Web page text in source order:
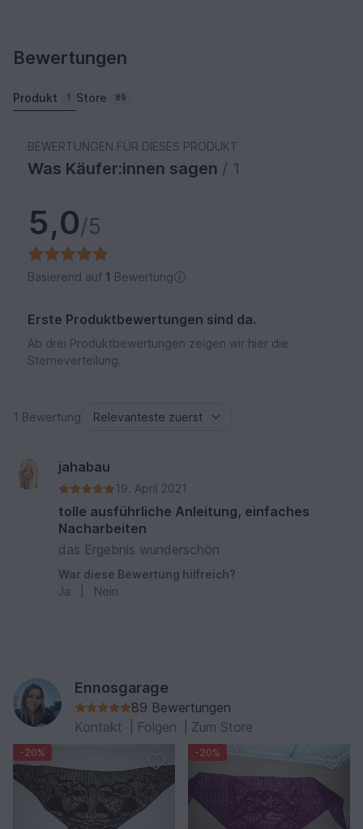
Bewertungen
Produkt 1 Store 89
BEWERTUNGEN FÜR DIESES PRODUKT
Was Käufer:innen sagen / 1
5,0/5
Basierend auf 1 Bewertung
Erste Produktbewertungen sind da.
Ab drei Produktbewertungen zeigen wir hier die
Sterneverteilung.
1 Bewertung
jahabau
19. April 2021
tolle ausführliche Anleitung, einfaches
Nacharbeiten
das Ergebnis wunderschön
War diese Bewertung hilfreich?
Ja
Nein
Ennosgarage
89 Bewertungen
Kontakt
Folgen Zum Store
-20% -20%